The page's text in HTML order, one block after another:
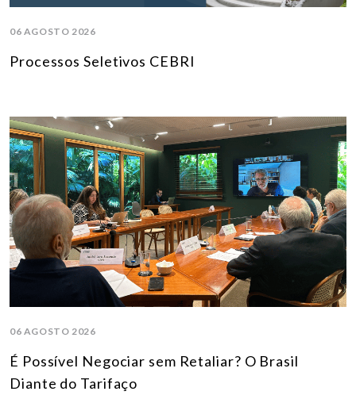
06 AGOSTO 2026
Processos Seletivos CEBRI
06 AGOSTO 2026
É Possível Negociar sem Retaliar? O Brasil
Diante do Tarifaço